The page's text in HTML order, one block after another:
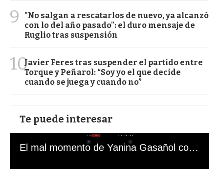
9
"No salgan a rescatarlos de nuevo, ya alcanzó
con lo del año pasado": el duro mensaje de
Ruglio tras suspensión
10Javier Feres tras suspender el partido entre
Torque y Peñarol: “Soy yo el que decide
cuando se juega y cuando no”
Te puede interesar
El mal momento de Yanina Gasañol con un hincha argentino en "Subrayado"